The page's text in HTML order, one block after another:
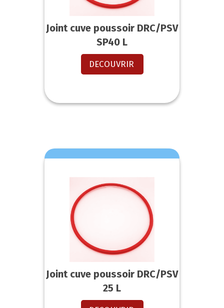
Joint cuve poussoir DRC/PSV
SP40 L
DECOUVRIR
Joint cuve poussoir DRC/PSV
25 L